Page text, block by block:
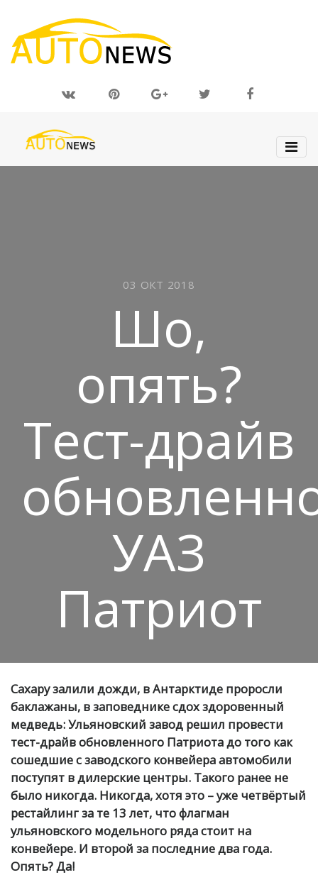
03 ОКТ 2018
Шо,
опять?
Тест-драйв
УАЗ
Патриот
Сахару залили дожди, в Антарктиде проросли
баклажаны, в заповеднике сдох здоровенный
медведь: Ульяновский завод решил провести
тест-драйв обновленного Патриота до того как
сошедшие с заводского конвейера автомобили
поступят в дилерские центры. Такого ранее не
было никогда. Никогда, хотя это – уже четвёртый
рестайлинг за те 13 лет, что флагман
ульяновского модельного ряда стоит на
конвейере. И второй за последние два года.
Опять? Да!